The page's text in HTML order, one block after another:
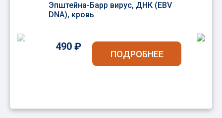
Эпштейна-Барр вирус, ДНК (EBV
DNA), кровь
490 ₽
ПОДРОБНЕЕ